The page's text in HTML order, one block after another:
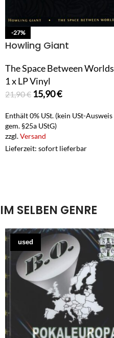
-27%
Howling Giant
The Space Between Worlds
1 x LP Vinyl
21,90€ 15,90€
Enthält 0% USt. (kein USt-Ausweis
gem. §25a UStG)
zzgl.Versand
Lieferzeit: sofort lieferbar
IM SELBEN GENRE
used